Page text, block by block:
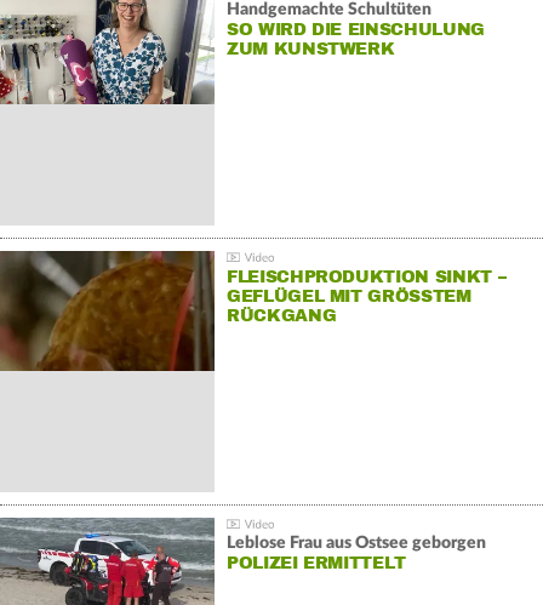
Handgemachte Schultüten
SO WIRD DIE EINSCHULUNG
ZUM KUNSTWERK
FLEISCHPRODUKTION SINKT –
GEFLÜGEL MIT GRÖSSTEM R
ÜCKGANG
Leblose Frau aus Ostsee geborgen
POLIZEI ERMITTELT